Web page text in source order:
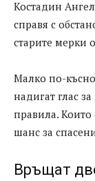
Костадин
справя с
старите мерки
Малко по-късно
надигат глас
правила. Които
шанс за
Връщат